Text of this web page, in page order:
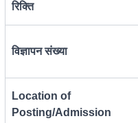
रिक्ति
विज्ञापन संख्या
Location of
Posting/Admission